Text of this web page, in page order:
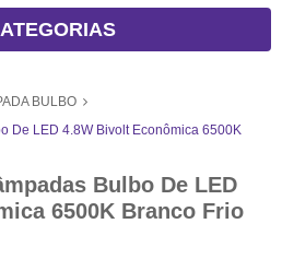
BULBO
De LED 4.8W Bivolt Econômica 6500K
Bulbo De LED
6500K Branco Frio